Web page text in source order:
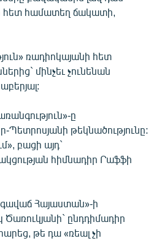
հետ համատեղ ճակատի,
ռադիոկայանի հետ
մինչեւ չունենան
ը
թեկնածությունը:
բացի այդ`
հիմնադիր Րաֆֆի
Հայաստան»-ի
Ծառուկյանի` ընդդիմադիր
թե դա «ռեալ չի